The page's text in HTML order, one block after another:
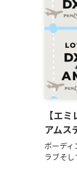
【エ
アムス
ボーデ
ラブそし